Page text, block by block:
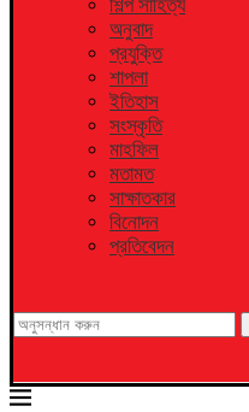
শিল্প সাহিত্য
অনুবাদ
প্রযুক্তি
শাপলা
ইতিহাস
সংস্কৃতি
মাহফিল
মতামত
সাক্ষাতকার
বিনোদন
প্রতিবেদন